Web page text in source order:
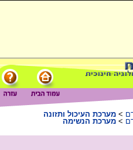
> מערכת העיכול ותזונה
> מערכת הנשימה